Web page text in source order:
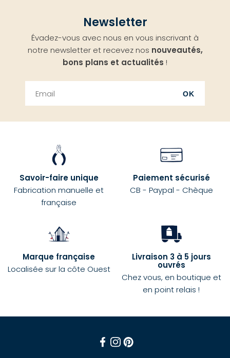
Newsletter
Évadez-vous avec nous en vous inscrivant à
notre newsletter et recevez nos nouveautés,
bons plans et actualités !
OK
Savoir-faire unique
Fabrication manuelle et
française
Paiement sécurisé
CB - Paypal - Chèque
Marque française
Localisée sur la côte Ouest
Livraison 3 à 5 jours
ouvrés
Chez vous, en boutique et
en point relais !